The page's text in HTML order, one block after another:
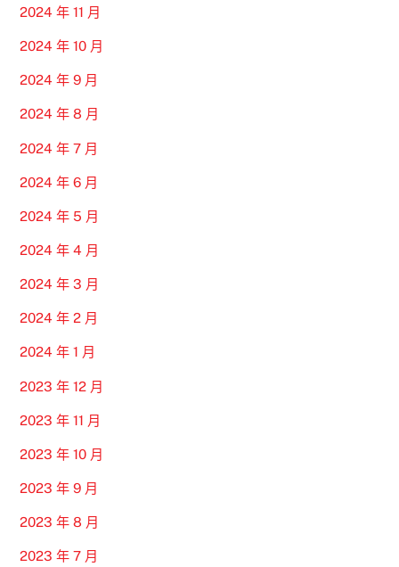
2024 年 11 月
2024 年 10 月
2024 年 9 月
2024 年 8 月
2024 年 7 月
2024 年 6 月
2024 年 5 月
2024 年 4 月
2024 年 3 月
2024 年 2 月
2024 年 1 月
2023 年 12 月
2023 年 11 月
2023 年 10 月
2023 年 9 月
2023 年 8 月
2023 年 7 月